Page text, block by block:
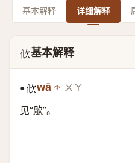
基本解释 详细解释
𣢉基本解释
● 𣢉 wā ㄨㄚ
见“歄”。